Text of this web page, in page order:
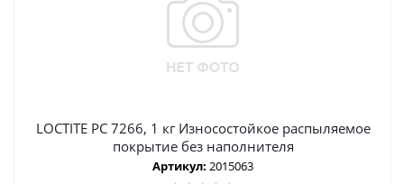
LOCTITE PC 7266, 1 кг Износостойкое распыляемое
покрытие без наполнителя
Артикул: 2015063